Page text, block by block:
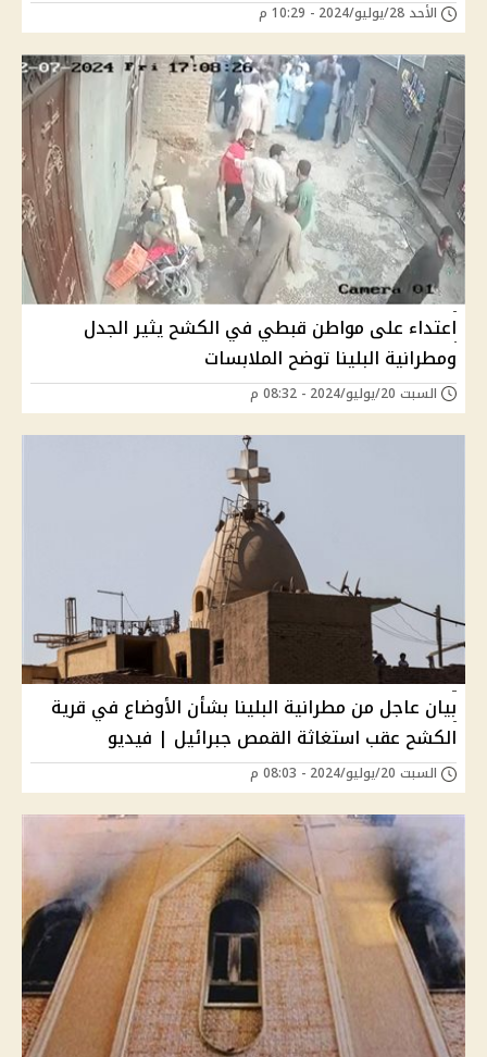
الأحد 28/يوليو/2024 - 10:29 م
اعتداء على مواطن قبطي في الكشح يثير الجدل
ومطرانية البلينا توضح الملابسات
السبت 20/يوليو/2024 - 08:32 م
بيان عاجل من مطرانية البلينا بشأن الأوضاع في قرية
الكشح عقب استغاثة القمص جبرائيل | فيديو
السبت 20/يوليو/2024 - 08:03 م